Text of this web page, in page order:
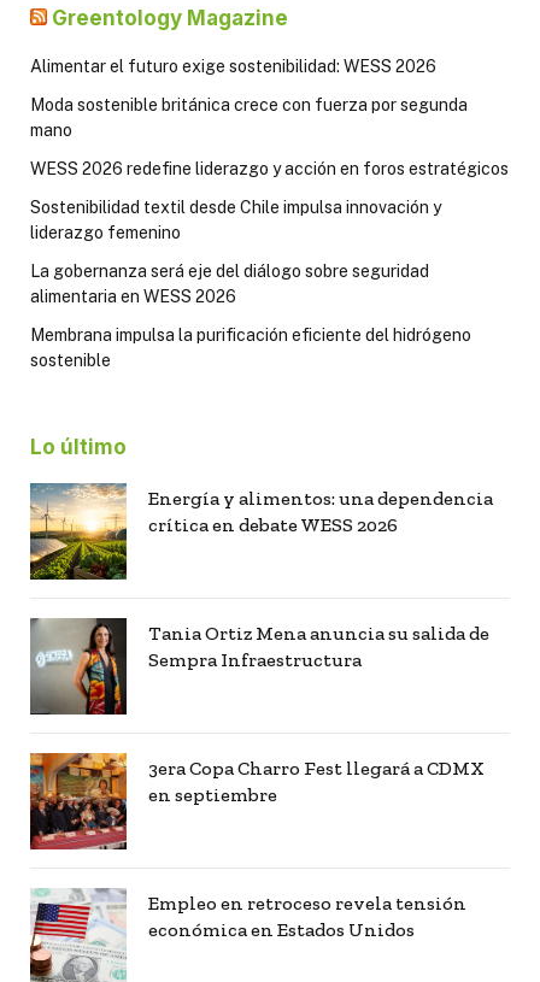
Greentology Magazine
Alimentar el futuro exige sostenibilidad: WESS 2026
Moda sostenible británica crece con fuerza por segunda
mano
WESS 2026 redefine liderazgo y acción en foros estratégicos
Sostenibilidad textil desde Chile impulsa innovación y
liderazgo femenino
La gobernanza será eje del diálogo sobre seguridad
alimentaria en WESS 2026
Membrana impulsa la purificación eficiente del hidrógeno
sostenible
Lo último
Energía y alimentos: una dependencia
crítica en debate WESS 2026
Tania Ortiz Mena anuncia su salida de
Sempra Infraestructura
3era Copa Charro Fest llegará a CDMX
en septiembre
Empleo en retroceso revela tensión
económica en Estados Unidos